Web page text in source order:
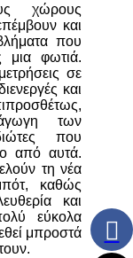
χώρους
και
που
μια φωτιά.
σε
και
των
που
από αυτά.
τη νέα
καθώς
και
εύκολα
μπροστά